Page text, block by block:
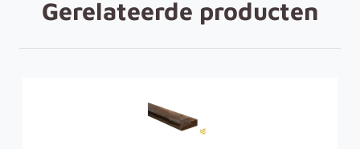
Gerelateerde producten